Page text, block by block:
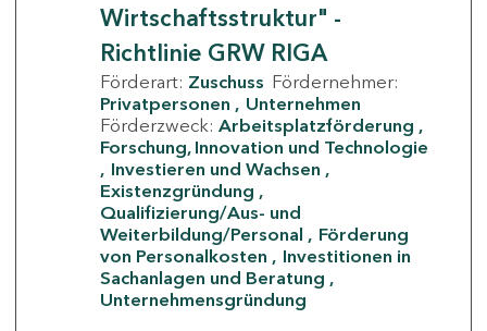
Wirtschaftsstruktur" -
Richtlinie GRW RIGA
Förderart: Zuschuss Fördernehmer:
Privatpersonen
Unternehmen
Förderzweck: Arbeitsplatzförderung
Forschung, Innovation und Technologie
Investieren und Wachsen
Existenzgründung
Qualifizierung/Aus- und
Weiterbildung/Personal
Förderung
von Personalkosten
Investitionen in
Sachanlagen und Beratung
Unternehmensgründung